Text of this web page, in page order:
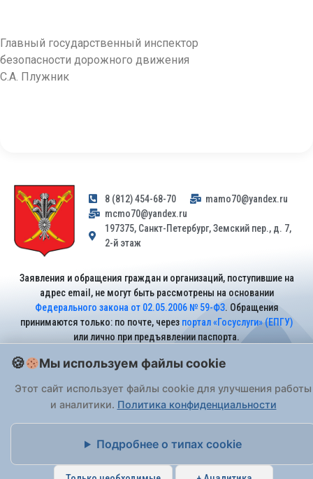
Главный государственный инспектор
безопасности дорожного движения
С.А. Плужник
8 (812) 454-68-70
mamo70@yandex.ru
mcmo70@yandex.ru
197375, Санкт-Петербург, Земский пер., д. 7,
2-й этаж
Заявления и обращения граждан и организаций, поступившие на
адрес email, не могут быть рассмотрены на основании
Федерального закона от 02.05.2006 № 59-ФЗ. Обращения
принимаются только: по почте, через портал «Госуслуги» (ЕПГУ)
или лично при предъявлении паспорта.
Мы используем файлы cookie
Этот сайт использует файлы cookie для улучшения работы
и аналитики. Политика конфиденциальности
Подробнее о типах cookie